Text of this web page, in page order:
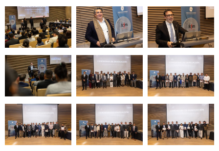
Zoom Zoom Zoom
Zoom Zoom Zoom
Zoom Zoom Zoom